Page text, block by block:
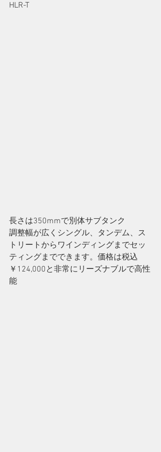
HLR-T
長さは350mmで別体サブタンク
調整幅が広くシングル、タンデム、ス
トリートからワインディングまでセッ
ティングまでできます。価格は税込
￥124,000と非常にリーズナブルで高性
能